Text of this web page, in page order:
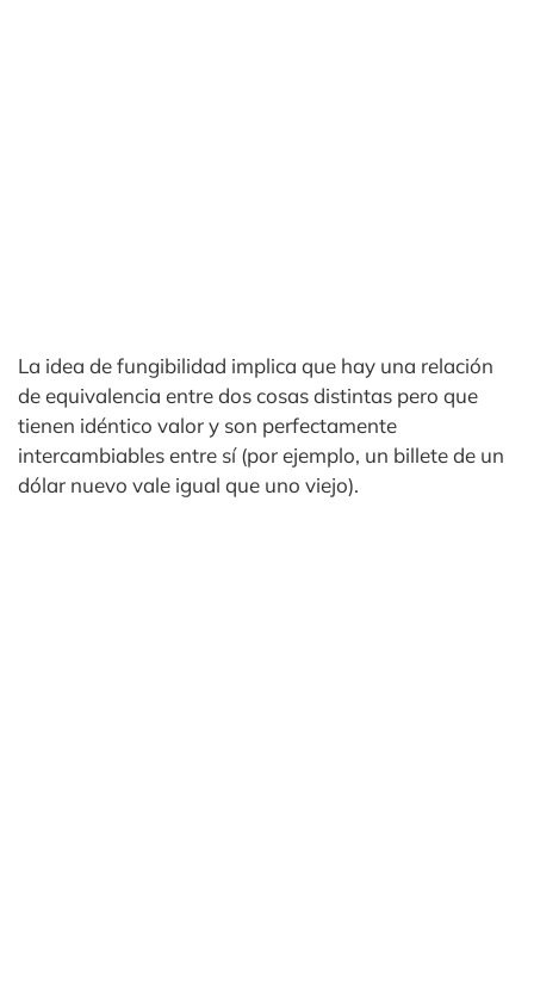
La idea de fungibilidad implica que hay una relación
de equivalencia entre dos cosas distintas pero que
tienen idéntico valor y son perfectamente
intercambiables entre sí (por ejemplo, un billete de un
dólar nuevo vale igual que uno viejo).